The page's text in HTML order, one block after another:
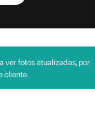
ver fotos atualizadas, por
cliente.